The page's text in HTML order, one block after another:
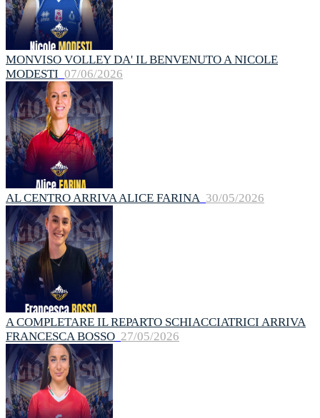
MONVISO VOLLEY DA' IL BENVENUTO A NICOLE
MODESTI 07/06/2026
AL CENTRO ARRIVA ALICE FARINA 30/05/2026
A COMPLETARE IL REPARTO SCHIACCIATRICI ARRIVA
FRANCESCA BOSSO 27/05/2026